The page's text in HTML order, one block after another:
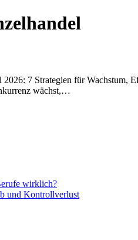
7 Strategien für Wachstum,
wächst,…
wirklich?
und Kontrollverlust